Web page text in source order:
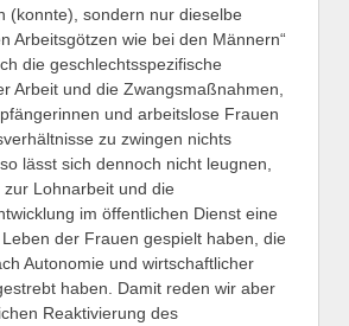
(konnte), sondern nur dieselbe
Arbeitsgötzen wie bei den Männern“
die geschlechtsspezifische
Arbeit und die Zwangsmaßnahmen,
und arbeitslose Frauen
zu zwingen nichts
lässt sich dennoch nicht leugnen,
Lohnarbeit und die
im öffentlichen Dienst eine
der Frauen gespielt haben, die
Autonomie und wirtschaftlicher
haben. Damit reden wir aber
Reaktivierung des